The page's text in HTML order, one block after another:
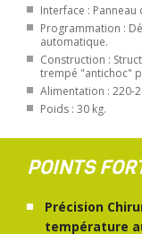
Interface :
Programmation :
automatique.
Construction :
trempé "antichoc"
Alimentation : 220-
Poids : 30 kg.
POINTS
Précision
température